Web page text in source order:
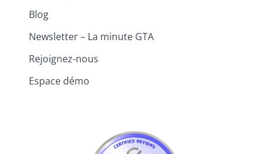
Blog
Newsletter – La minute GTA
Rejoignez-nous
Espace démo